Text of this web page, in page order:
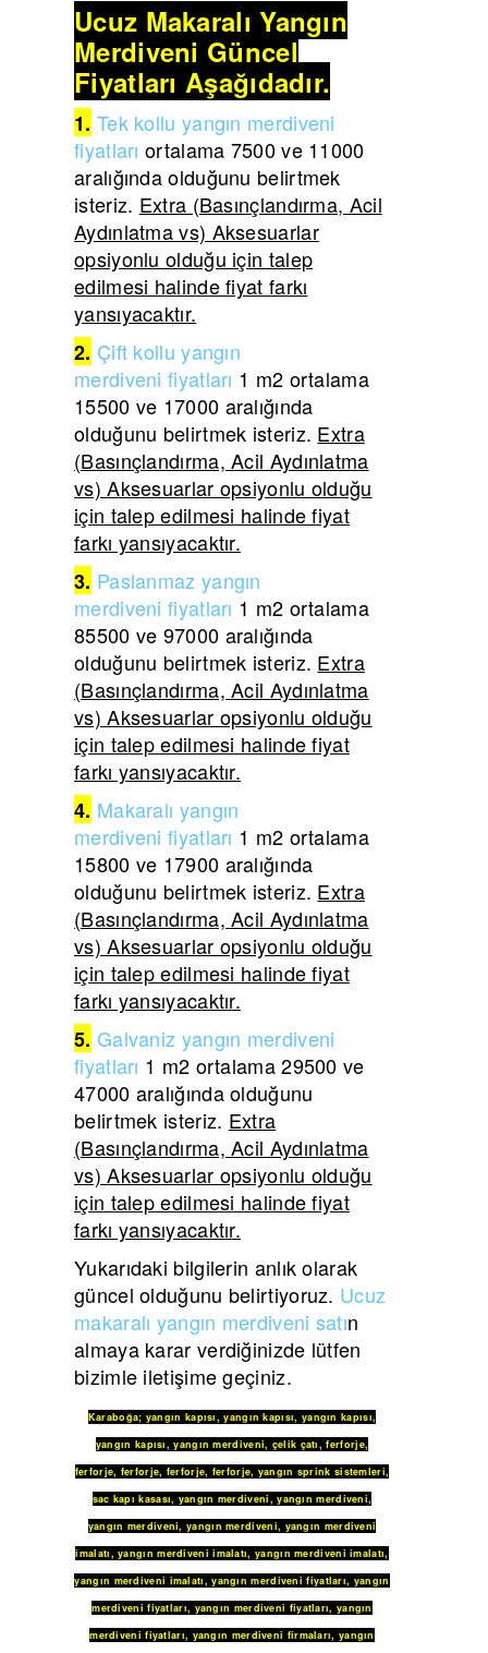
Ucuz Makaralı Yangın
Merdiveni Güncel
Fiyatları Aşağıdadır.
1. Tek kollu yangın merdiveni
fiyatları ortalama 7500 ve 11000
aralığında olduğunu belirtmek
isteriz. Extra (Basınçlandırma, Acil
Aydınlatma vs) Aksesuarlar
opsiyonlu olduğu için talep
edilmesi halinde fiyat farkı
yansıyacaktır.
2. Çift kollu yangın
merdivenifiyatları 1 m2 ortalama
15500 ve 17000 aralığında
olduğunu belirtmek isteriz. Extra
(Basınçlandırma, Acil Aydınlatma
vs) Aksesuarlar opsiyonlu olduğu
için talep edilmesi halinde fiyat
farkı yansıyacaktır.
3. Paslanmaz yangın
merdivenifiyatları 1 m2 ortalama
85500 ve 97000 aralığında
olduğunu belirtmek isteriz. Extra
(Basınçlandırma, Acil Aydınlatma
vs) Aksesuarlar opsiyonlu olduğu
için talep edilmesi halinde fiyat
farkı yansıyacaktır.
4. Makaralı yangın
merdivenifiyatları 1 m2 ortalama
15800 ve 17900 aralığında
olduğunu belirtmek isteriz. Extra
(Basınçlandırma, Acil Aydınlatma
vs) Aksesuarlar opsiyonlu olduğu
için talep edilmesi halinde fiyat
farkı yansıyacaktır.
5. Galvaniz yangın merdiveni
fiyatları 1 m2 ortalama 29500 ve
47000 aralığında olduğunu
belirtmek isteriz. Extra
(Basınçlandırma, Acil Aydınlatma
vs) Aksesuarlar opsiyonlu olduğu
için talep edilmesi halinde fiyat
farkı yansıyacaktır.
Yukarıdaki bilgilerin anlık olarak
güncel olduğunu belirtiyoruz. Ucuz
makaralı yangın merdiveni satın
almaya karar verdiğinizde lütfen
bizimle iletişime geçiniz.
Karaboğa; yangın kapısı,yangın kapısı, yangın kapısı,
yangın kapısı,yangın merdiveni, çelik çatı,ferforje,
ferforje, ferforje, ferforje, ferforje, yangın sprink sistemleri,
sac kapı kasası, yangın merdiveni,yangın merdiveni,
yangın merdiveni,yangın merdiveni, yangın merdiveni
imalatı,yangın merdiveni imalatı, yangın merdiveni imalatı,
yangın merdiveni imalatı,yangın merdiveni fiyatları, yangın
merdiveni fiyatları, yangın merdiveni fiyatları, yangın
merdiveni fiyatları, yangın merdiveni firmaları, yangın